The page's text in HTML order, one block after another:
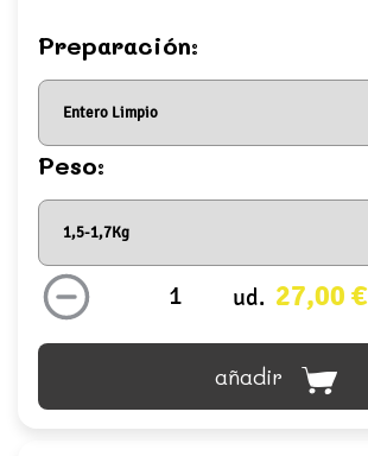
Preparación:
Peso:
ud. 27,00 €
añadir